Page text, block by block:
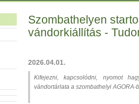
Szombathelyen
vándorkiállítás -
2026.04.01.
Kifejezni, kapcsolódni, nyomot
vándortárlata a szombathelyi AGORA-